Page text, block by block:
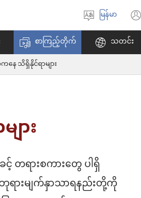
ဘာသာစကား
ရွေးချယ်
ပါ
မြန်မာ
စာကြည့်တိုက် သတင်း
နေ သိရှိနိုင်ရာများ
ား
တရားစကားတွေ ပါရှိ
ရားမျက်နှာသာရနည်းတို့ကို